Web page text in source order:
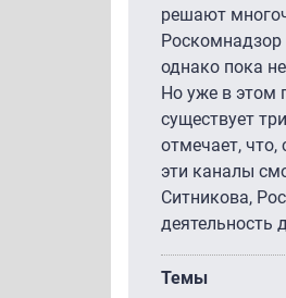
решают
Роскомнадзор
однако пока
Но уже в этом
существует
отмечает,
эти каналы
Ситникова,
деятельность
Темы